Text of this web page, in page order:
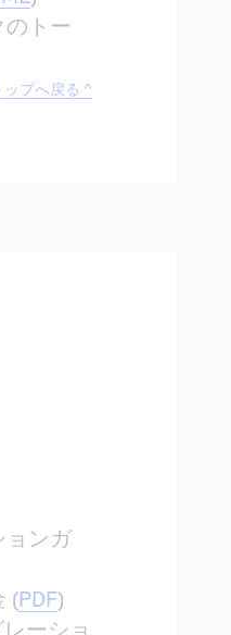
トー
ップへ戻る ^
ンガ
(PDF)
ーショ